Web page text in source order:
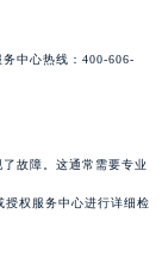
中心热线：400-606-
故障。这通常需要专业
授权服务中心进行详细检